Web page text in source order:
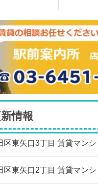
情報
区東矢口3丁目 賃貸マン
区東矢口2丁目 賃貸マン